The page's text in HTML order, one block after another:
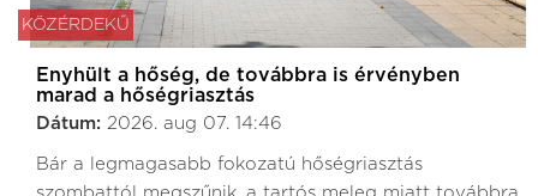
KÖZÉRDEKŰ
Enyhült a hőség, de továbbra is érvényben
marad a hőségriasztás
Dátum: 2026. aug 07. 14:46
Bár a legmagasabb fokozatú hőségriasztás